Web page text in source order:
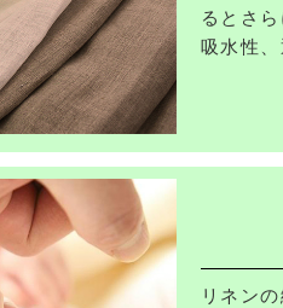
るとさ
吸水性
清涼感
リネン